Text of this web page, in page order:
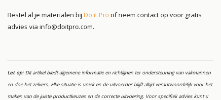
Bestel al je materialen bij Do it Pro of neem contact op voor gratis
advies via info@doitpro.com.
Let op: Dit artikel biedt algemene informatie en richtlijnen ter ondersteuning van vakmannen
en doe-het-zelvers. Elke situatie is uniek en de uitvoerder blijft altijd verantwoordelijk voor het
maken van de juiste productkeuzes en de correcte uitvoering. Voor specifiek advies kunt u